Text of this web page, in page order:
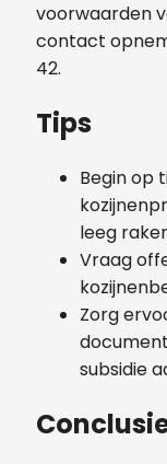
voorwaarden
contact
42.
Tips
Begin op
leeg
Vraag
Zorg
subsidie